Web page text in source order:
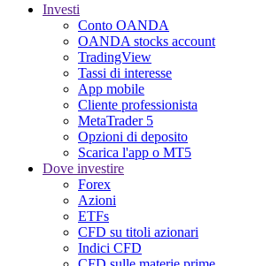
Investi
Conto OANDA
OANDA stocks account
TradingView
Tassi di interesse
App mobile
Cliente professionista
MetaTrader 5
Opzioni di deposito
Scarica l'app o MT5
Dove investire
Forex
Azioni
ETFs
CFD su titoli azionari
Indici CFD